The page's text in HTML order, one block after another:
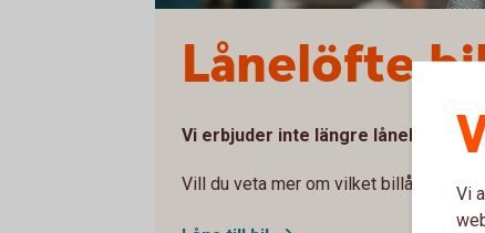
Lånelöfte
Vi erbjuder inte längre lånelöften
Vill du veta mer om vilket billån somVi